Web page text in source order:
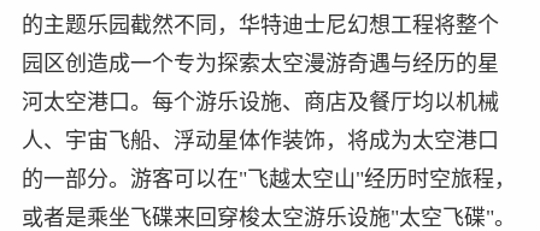
的主题乐园截然不同，华特迪士尼幻想工程将整个
园区创造成一个专为探索太空漫游奇遇与经历的星
河太空港口。每个游乐设施、商店及餐厅均以机械
人、宇宙飞船、浮动星体作装饰，将成为太空港口
的一部分。游客可以在"飞越太空山"经历时空旅程，
或者是乘坐飞碟来回穿梭太空游乐设施"太空飞碟"。